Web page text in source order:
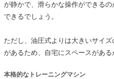
が静かで、滑らかな操作ができる
できるでしょう。
ただし、油圧式よりは大きいサイ
があるため、自宅にスペースがある
本格的なトレーニングマシン